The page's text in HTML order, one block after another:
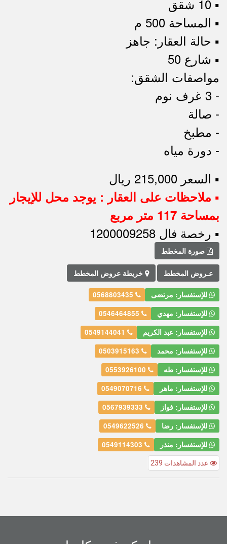
▪︎ 10 شقق
▪︎ المساحة 500 م
▪︎ حالة العقار: جاهز
▪︎ شارع 50
مواصفات الشقق:
- 3 غرف نوم
- صالة
- مطبخ
- دورة مياه
▪︎ السعر 215,000 ريال
▪︎ ملاحظات على العقار : يوجد محل للإيجار
بمساحة 117 متر مربع
▪︎ رخصة فال 1200009258
صورة المخطط
عـروض المخطط خريطة عروض المخطط
للإستفسار: مرتضى
للإستفسار: مهدي
للإستفسار: عبد الكريم
للإستفسار: محمد
للإستفسار: طه
للإستفسار: ماهر
للإستفسار: فواز
للإستفسار: رضا
للإستفسار: منذر
عدد المشاهدات 239